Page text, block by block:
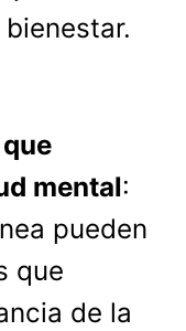
mental:
pueden
que
de la